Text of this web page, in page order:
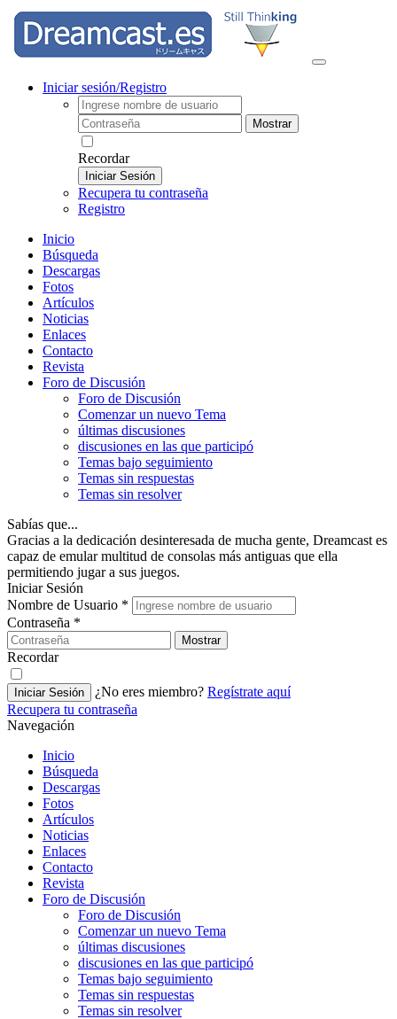
Iniciar sesión/Registro
Mostrar
Recordar
Iniciar Sesión
Recupera tu contraseña
Registro
Inicio
Búsqueda
Descargas
Fotos
Artículos
Noticias
Enlaces
Contacto
Revista
Foro de Discusión
Foro de Discusión
Comenzar un nuevo Tema
últimas discusiones
discusiones en las que participó
Temas bajo seguimiento
Temas sin respuestas
Temas sin resolver
Sabías que...
Gracias a la dedicación desinteresada de mucha gente, Dreamcast es
capaz de emular multitud de consolas más antiguas que ella
permitiendo jugar a sus juegos.
Iniciar Sesión
Nombre de Usuario *
Contraseña *
Mostrar
Recordar
Iniciar Sesión ¿No eres miembro? Regístrate aquí
Recupera tu contraseña
Navegación
Inicio
Búsqueda
Descargas
Fotos
Artículos
Noticias
Enlaces
Contacto
Revista
Foro de Discusión
Foro de Discusión
Comenzar un nuevo Tema
últimas discusiones
discusiones en las que participó
Temas bajo seguimiento
Temas sin respuestas
Temas sin resolver